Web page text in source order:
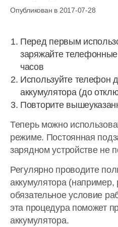
Опубликован в 2017-07-28
Перед первым
заряжайте
часов
Используйте телефон
аккумулятора (до
Повторите
Теперь можно
режиме. Постоянная
зарядном устройстве не
Регулярно проводите
аккумулятора
обязательное условие
эта процедура поможет
аккумулятора.